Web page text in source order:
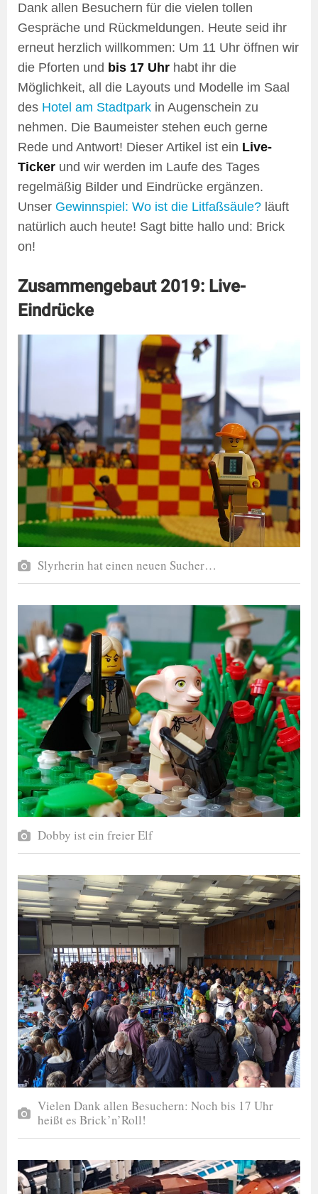
Dank allen Besuchern für die vielen tollen
Gespräche und Rückmeldungen. Heute seid ihr
erneut herzlich willkommen: Um 11 Uhr öffnen wir
die Pforten und bis 17 Uhr habt ihr die
Möglichkeit, all die Layouts und Modelle im Saal
des Hotel am Stadtpark in Augenschein zu
nehmen. Die Baumeister stehen euch gerne
Rede und Antwort! Dieser Artikel ist ein Live-
Ticker und wir werden im Laufe des Tages
regelmäßig Bilder und Eindrücke ergänzen.
Unser Gewinnspiel: Wo ist die Litfaßsäule? läuft
natürlich auch heute! Sagt bitte hallo und: Brick
on!
Zusammengebaut 2019: Live-
Eindrücke
Slyrherin hat einen neuen Sucher…
Dobby ist ein freier Elf
Vielen Dank allen Besuchern: Noch bis 17 Uhr
heißt es Brick’n’Roll!